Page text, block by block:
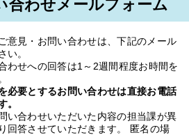
合わせメールフォーム
意見・お問い合わせは、下記のメール
い。
わせへの回答は1～2週間程度お時間を
必要とするお問い合わせは直接お電話
。
い合わせいただいた内容の担当課が異
回答させていただきます。 匿名の場